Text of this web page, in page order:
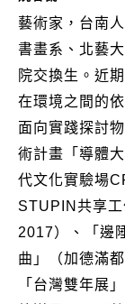
藝術家，台南
書畫系、北藝
院交換生。近
在環境之間的
面向實踐探討
術計畫「導體
代文化實驗場
STUPIN共享工
2017）、「邊
曲」（加德滿
「台灣雙年展